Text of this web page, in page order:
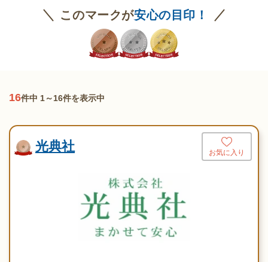
このマークが安心の目印！
16件中 1～16件を表示中
光典社 お気に入り